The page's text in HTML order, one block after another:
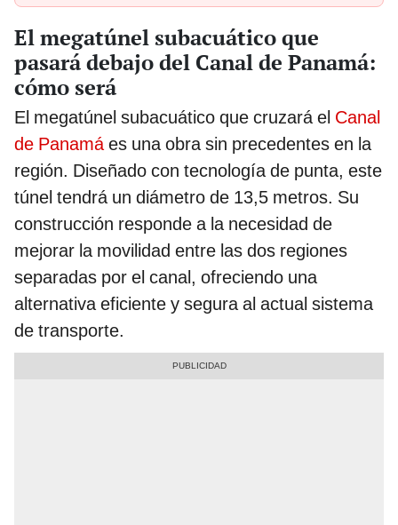
El megatúnel subacuático que
pasará debajo del Canal de Panamá:
cómo será
El megatúnel subacuático que cruzará el Canal
de Panamáes una obra sin precedentes en la
región. Diseñado con tecnología de punta, este
túnel tendrá un diámetro de 13,5 metros. Su
construcción responde a la necesidad de
mejorar la movilidad entre las dos regiones
separadas por el canal, ofreciendo una
alternativa eficiente y segura al actual sistema
de transporte.